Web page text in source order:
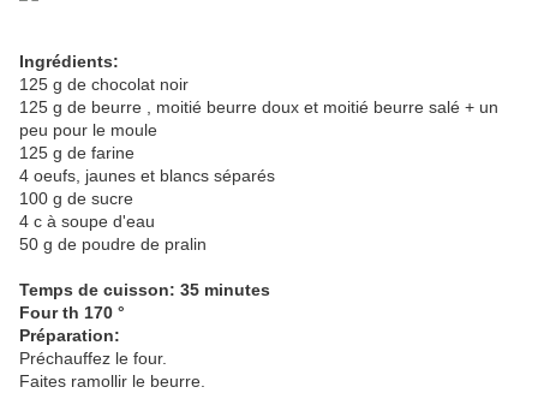
Ingrédients:
125 g de chocolat noir
125 g de beurre , moitié beurre doux et moitié beurre salé + un
peu pour le moule
125 g de farine
4 oeufs, jaunes et blancs séparés
100 g de sucre
4 c à soupe d'eau
50 g de poudre de pralin
Temps de cuisson: 35 minutes
Four th 170 °
Préparation:
Préchauffez le four.
Faites ramollir le beurre.